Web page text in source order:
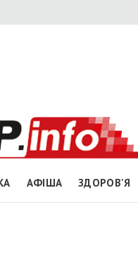
АФІША ЗДОРОВ'Я